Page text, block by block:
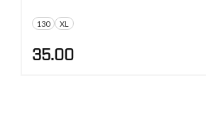
130 XL
35.00